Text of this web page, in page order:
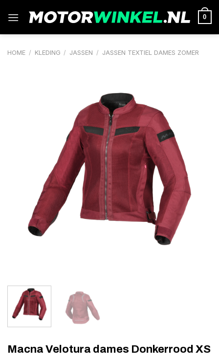
naar
0
HOME / KLEDING / JASSEN / JASSEN TEXTIEL DAMES ZOMER
Macna Velotura dames Donkerrood XS